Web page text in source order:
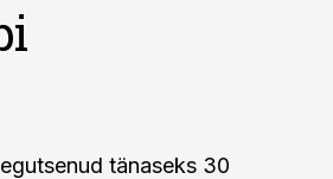
tänaseks 30